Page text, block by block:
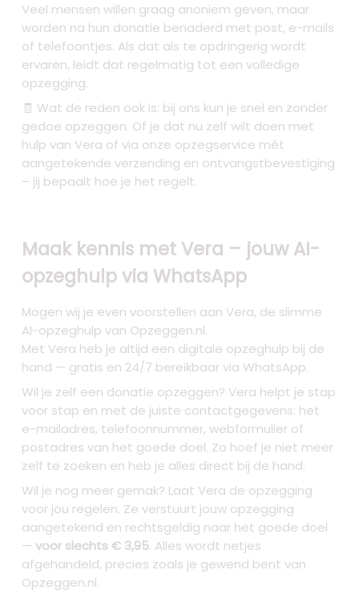
Veel mensen willen graag anoniem geven, maar
worden na hun donatie benaderd met post, e-mails
of telefoontjes. Als dat als te opdringerig wordt
ervaren, leidt dat regelmatig tot een volledige
opzegging.
🧾 Wat de reden ook is: bij ons kun je snel en zonder
gedoe opzeggen. Of je dat nu zelf wilt doen met
hulp van Vera of via onze opzegservice mét
aangetekende verzending en ontvangstbevestiging
– jij bepaalt hoe je het regelt.
Maak kennis met Vera – jouw AI-
opzeghulp via WhatsApp
Mogen wij je even voorstellen aan Vera, de slimme
AI-opzeghulp van Opzeggen.nl.
Met Vera heb je altijd een digitale opzeghulp bij de
hand — gratis en 24/7 bereikbaar via WhatsApp.
Wil je zelf een donatie opzeggen? Vera helpt je stap
voor stap en met de juiste contactgegevens: het
e-mailadres, telefoonnummer, webformulier of
postadres van het goede doel. Zo hoef je niet meer
zelf te zoeken en heb je alles direct bij de hand.
Wil je nog meer gemak? Laat Vera de opzegging
voor jou regelen. Ze verstuurt jouw opzegging
aangetekend en rechtsgeldig naar het goede doel
— voor slechts € 3,95. Alles wordt netjes
afgehandeld, precies zoals je gewend bent van
Opzeggen.nl.